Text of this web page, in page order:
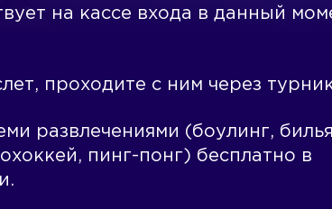
на кассе входа в данный
проходите с ним через
развлечениями (боулинг,
пинг-понг) бесплатно в